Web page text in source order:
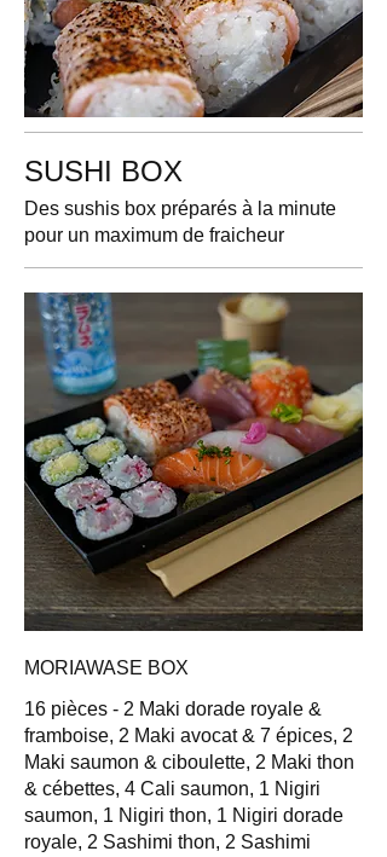
SUSHI BOX
Des sushis box préparés à la minute
pour un maximum de fraicheur
MORIAWASE BOX
16 pièces - 2 Maki dorade royale &
framboise, 2 Maki avocat & 7 épices, 2
Maki saumon & ciboulette, 2 Maki thon
& cébettes, 4 Cali saumon, 1 Nigiri
saumon, 1 Nigiri thon, 1 Nigiri dorade
royale, 2 Sashimi thon, 2 Sashimi